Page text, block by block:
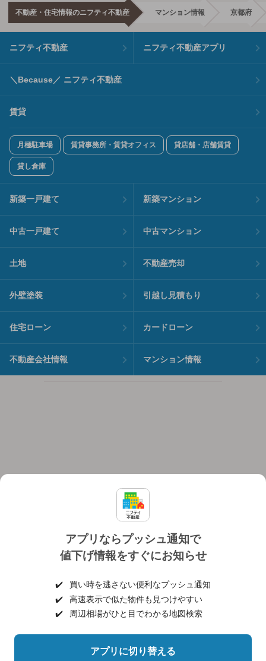
アプリならプッシュ通知で
値下げ情報をすぐにお知らせ
✔️
買い時を逃さない便利なプッシュ通知
✔️
高速表示で似た物件も見つけやすい
✔️
周辺相場がひと目でわかる地図検索
アプリに切り替える
不動産・住宅情報のニフティ不動産 マンション情報 京都府
ニフティ不動産 ニフティ不動産アプリ
＼Because／ ニフティ不動産
賃貸
月極駐車場 賃貸事務所・賃貸オフィス 貸店舗・店舗賃貸
貸し倉庫
新築一戸建て 新築マンション
中古一戸建て 中古マンション
土地 不動産売却
外壁塗装 引越し見積もり
住宅ローン カードローン
不動産会社情報 マンション情報
個人情報保護ポリシー 利用規約
ヘルプ・お問い合わせ 採用情報
©NIFTY Lifestyle Co., Ltd.